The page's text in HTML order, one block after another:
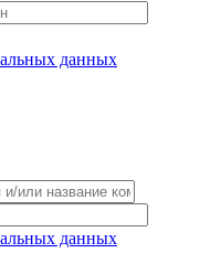
данных
данных